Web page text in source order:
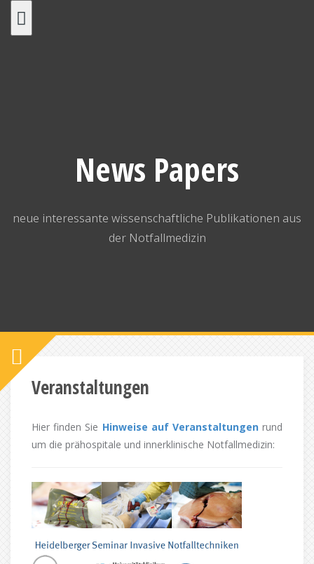
News Papers
neue interessante wissenschaftliche Publikationen aus
der Notfallmedizin
Veranstaltungen
Hier finden Sie Hinweise auf Veranstaltungenrund
um die prähospitale und innerklinische Notfallmedizin: